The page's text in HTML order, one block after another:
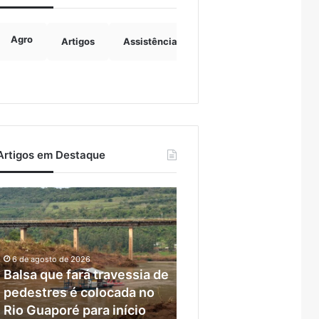
Agro Artigos Assistência Social
em Destaque
colocada
6 de agosto de 2026
Balsa que fará travessia de
pedestres é colocada no
Rio Guaporé para início
Campeonato
Municipal
de
Bochas
começa
neste